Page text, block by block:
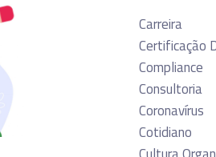
Carreira
Certificação
Compliance
Consultoria
Coronavírus
Cotidiano